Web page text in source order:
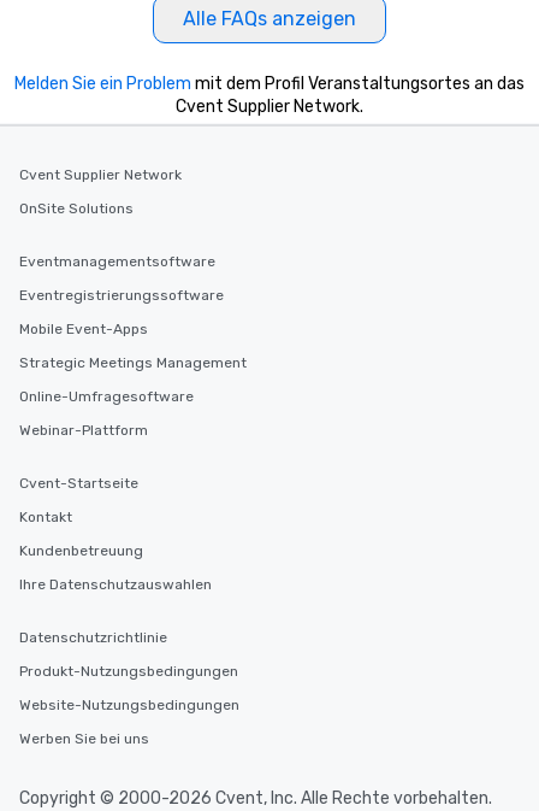
Alle FAQs anzeigen
Melden Sie ein Problem mit dem Profil Veranstaltungsortes an das
Cvent Supplier Network.
Cvent Supplier Network
OnSite Solutions
Eventmanagementsoftware
Eventregistrierungssoftware
Mobile Event-Apps
Strategic Meetings Management
Online-Umfragesoftware
Webinar-Plattform
Cvent-Startseite
Kontakt
Kundenbetreuung
Ihre Datenschutzauswahlen
Datenschutzrichtlinie
Produkt-Nutzungsbedingungen
Website-Nutzungsbedingungen
Werben Sie bei uns
Copyright © 2000-2026 Cvent, Inc. Alle Rechte vorbehalten.